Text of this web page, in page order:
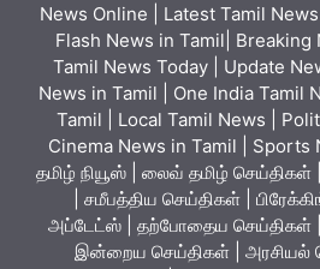
News Online | Latest Tamil News
Flash News in Tamil| Breaking
Tamil News Today | Update
News in Tamil | One India Tamil
Tamil | Local Tamil News |
Cinema News in Tamil |
தமிழ் நியூஸ் | லைவ் தமிழ்
| சமீபத்திய செய்திகள் |
அப்டேட்ஸ் | தற்போதைய செய்திகள் |
இன்றைய செய்திகள் | அரசியல்